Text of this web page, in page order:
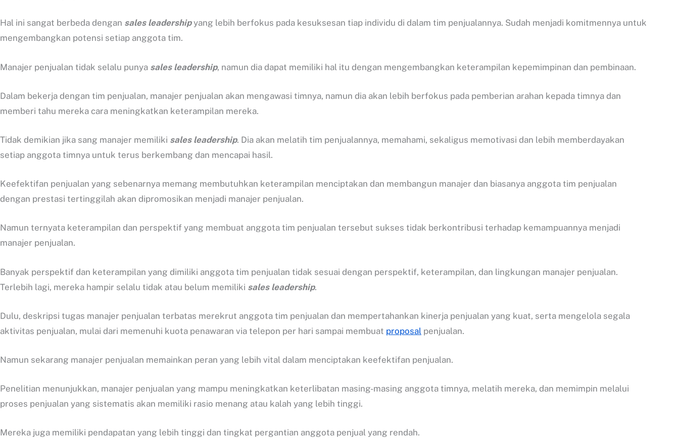
Hal ini sangat berbeda dengan sales leadershipyang lebih berfokus pada kesuksesan tiap individu di dalam tim penjualannya. Sudah menjadi komitmennya untuk
mengembangkan potensi setiap anggota tim.
Manajer penjualan tidak selalu punya sales leadership, namun dia dapat memiliki hal itu dengan mengembangkan keterampilan kepemimpinan dan pembinaan.
Dalam bekerja dengan tim penjualan, manajer penjualan akan mengawasi timnya, namun dia akan lebih berfokus pada pemberian arahan kepada timnya dan
memberi tahu mereka cara meningkatkan keterampilan mereka.
Tidak demikian jika sang manajer memiliki sales leadership. Dia akan melatih tim penjualannya, memahami, sekaligus memotivasi dan lebih memberdayakan
setiap anggota timnya untuk terus berkembang dan mencapai hasil.
Keefektifan penjualan yang sebenarnya memang membutuhkan keterampilan menciptakan dan membangun manajer dan biasanya anggota tim penjualan
dengan prestasi tertinggilah akan dipromosikan menjadi manajer penjualan.
Namun ternyata keterampilan dan perspektif yang membuat anggota tim penjualan tersebut sukses tidak berkontribusi terhadap kemampuannya menjadi
manajer penjualan.
Banyak perspektif dan keterampilan yang dimiliki anggota tim penjualan tidak sesuai dengan perspektif, keterampilan, dan lingkungan manajer penjualan.
Terlebih lagi, mereka hampir selalu tidak atau belum memiliki sales leadership.
Dulu, deskripsi tugas manajer penjualan terbatas merekrut anggota tim penjualan dan mempertahankan kinerja penjualan yang kuat, serta mengelola segala
aktivitas penjualan, mulai dari memenuhi kuota penawaran via telepon per hari sampai membuat proposal penjualan.
Namun sekarang manajer penjualan memainkan peran yang lebih vital dalam menciptakan keefektifan penjualan.
Penelitian menunjukkan, manajer penjualan yang mampu meningkatkan keterlibatan masing-masing anggota timnya, melatih mereka, dan memimpin melalui
proses penjualan yang sistematis akan memiliki rasio menang atau kalah yang lebih tinggi.
Mereka juga memiliki pendapatan yang lebih tinggi dan tingkat pergantian anggota penjual yang rendah.